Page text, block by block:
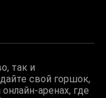
так и
свой горшок,
аренах, где